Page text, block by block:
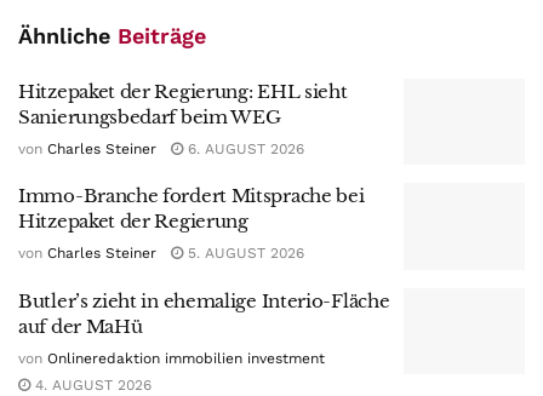
Ähnliche Beiträge
Hitzepaket der Regierung: EHL sieht
Sanierungsbedarf beim WEG
von Charles Steiner 6. AUGUST 2026
Immo-Branche fordert Mitsprache bei
Hitzepaket der Regierung
von Charles Steiner 5. AUGUST 2026
Butler’s zieht in ehemalige Interio-Fläche
auf der MaHü
von Onlineredaktion immobilien investment
4. AUGUST 2026